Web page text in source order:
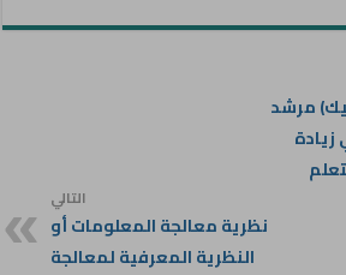
مرشد
التالي
نظرية معالجة المعلومات أو
النظرية المعرفية لمعالجة